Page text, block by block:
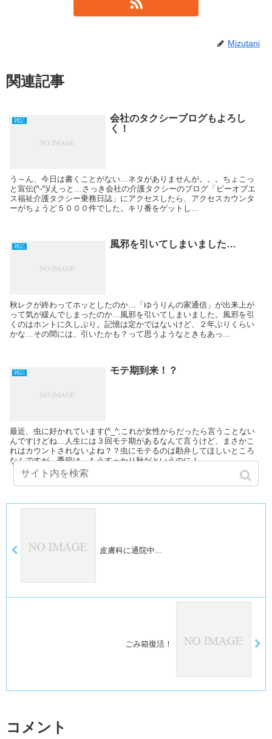
Mizutani
関連記事
雑記
会社のタクシーブログもよろし
く！
う～ん、今日は書くことがない…ネタがありませんが。。。ちょこっ
と宣伝(^-^)/えっと…さっき会社の介護タクシーのブログ「ビーオブエ
ス福祉介護タクシー乗務日誌」にアクセスしたら、アクセスカウンタ
ーがちょうど５０００件でした。キリ番をゲットし...
雑記 風邪を引いてしまいました…
秋レクが終わってホッとしたのか…「ゆうりんの家通信」が出来上が
って気が緩んでしまったのか…風邪を引いてしまいました。風邪を引
くのはホントに久しぶり。記憶は定かではないけど、２年ぶりくらい
かな…その間には、引いたかも？って思うようなときもあっ...
雑記 モテ期到来！？
最近、虫に好かれています(^_^;これが女性からだったら言うことない
んですけどね…人生には３回モテ期があるなんて言うけど、まさかこ
れはカウントされないよね？？虫にモテるのは勘弁してほしいところ
なんですが…季節は、もうすっかり秋だというのに！...
皮膚科に通院中…
ごみ箱復活！
コメント